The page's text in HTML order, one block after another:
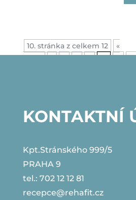
10. stránka z celkem 12
«
První
« ... 8 9 10 11 12
KONTAKTNÍ
Kpt.Stránského 999/5
PRAHA 9
tel.: 702 12 12 81
recepce@rehafit.cz